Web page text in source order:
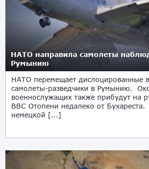
НАТО направила самолеты
Румынию
НАТО перемещает дислоцированные
самолеты-разведчики в Румынию.
военнослужащих также прибудут на
ВВС Отопени недалеко от
немецкой [...]